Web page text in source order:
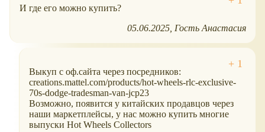
И где его можно купить?
05.06.2025 Гость Анастасия
Выкуп с оф.сайта через посредников:
creations.mattel.com/products/hot-wheels-rlc-exclusive-
70s-dodge-tradesman-van-jcp23
Возможно, появится у китайских продавцов через
наши маркетплейсы, у нас можно купить многие
выпуски Hot Wheels Collectors